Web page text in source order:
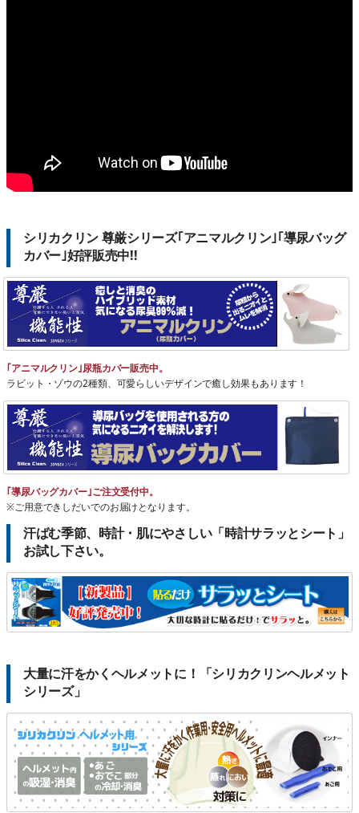
シリカクリン 尊厳シリーズ｢アニマルクリン｣｢導尿バッグ
カバー｣好評販売中!!
｢アニマルクリン｣尿瓶カバー販売中。
ラビット・ゾウの2種類、可愛らしいデザインで癒し効果もあります！
｢導尿バッグカバー｣ご注文受付中。
※ご用意できしだいでのお届けとなります。
汗ばむ季節、時計・肌にやさしい「時計サラッとシート」
お試し下さい。
大量に汗をかくヘルメットに！「シリカクリンヘルメット
シリーズ」